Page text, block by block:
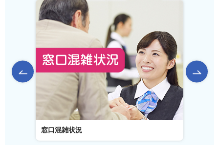
前のスライドを表示
窓口混雑状況